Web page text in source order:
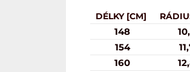
DÉLKY [CM]
148
154
160